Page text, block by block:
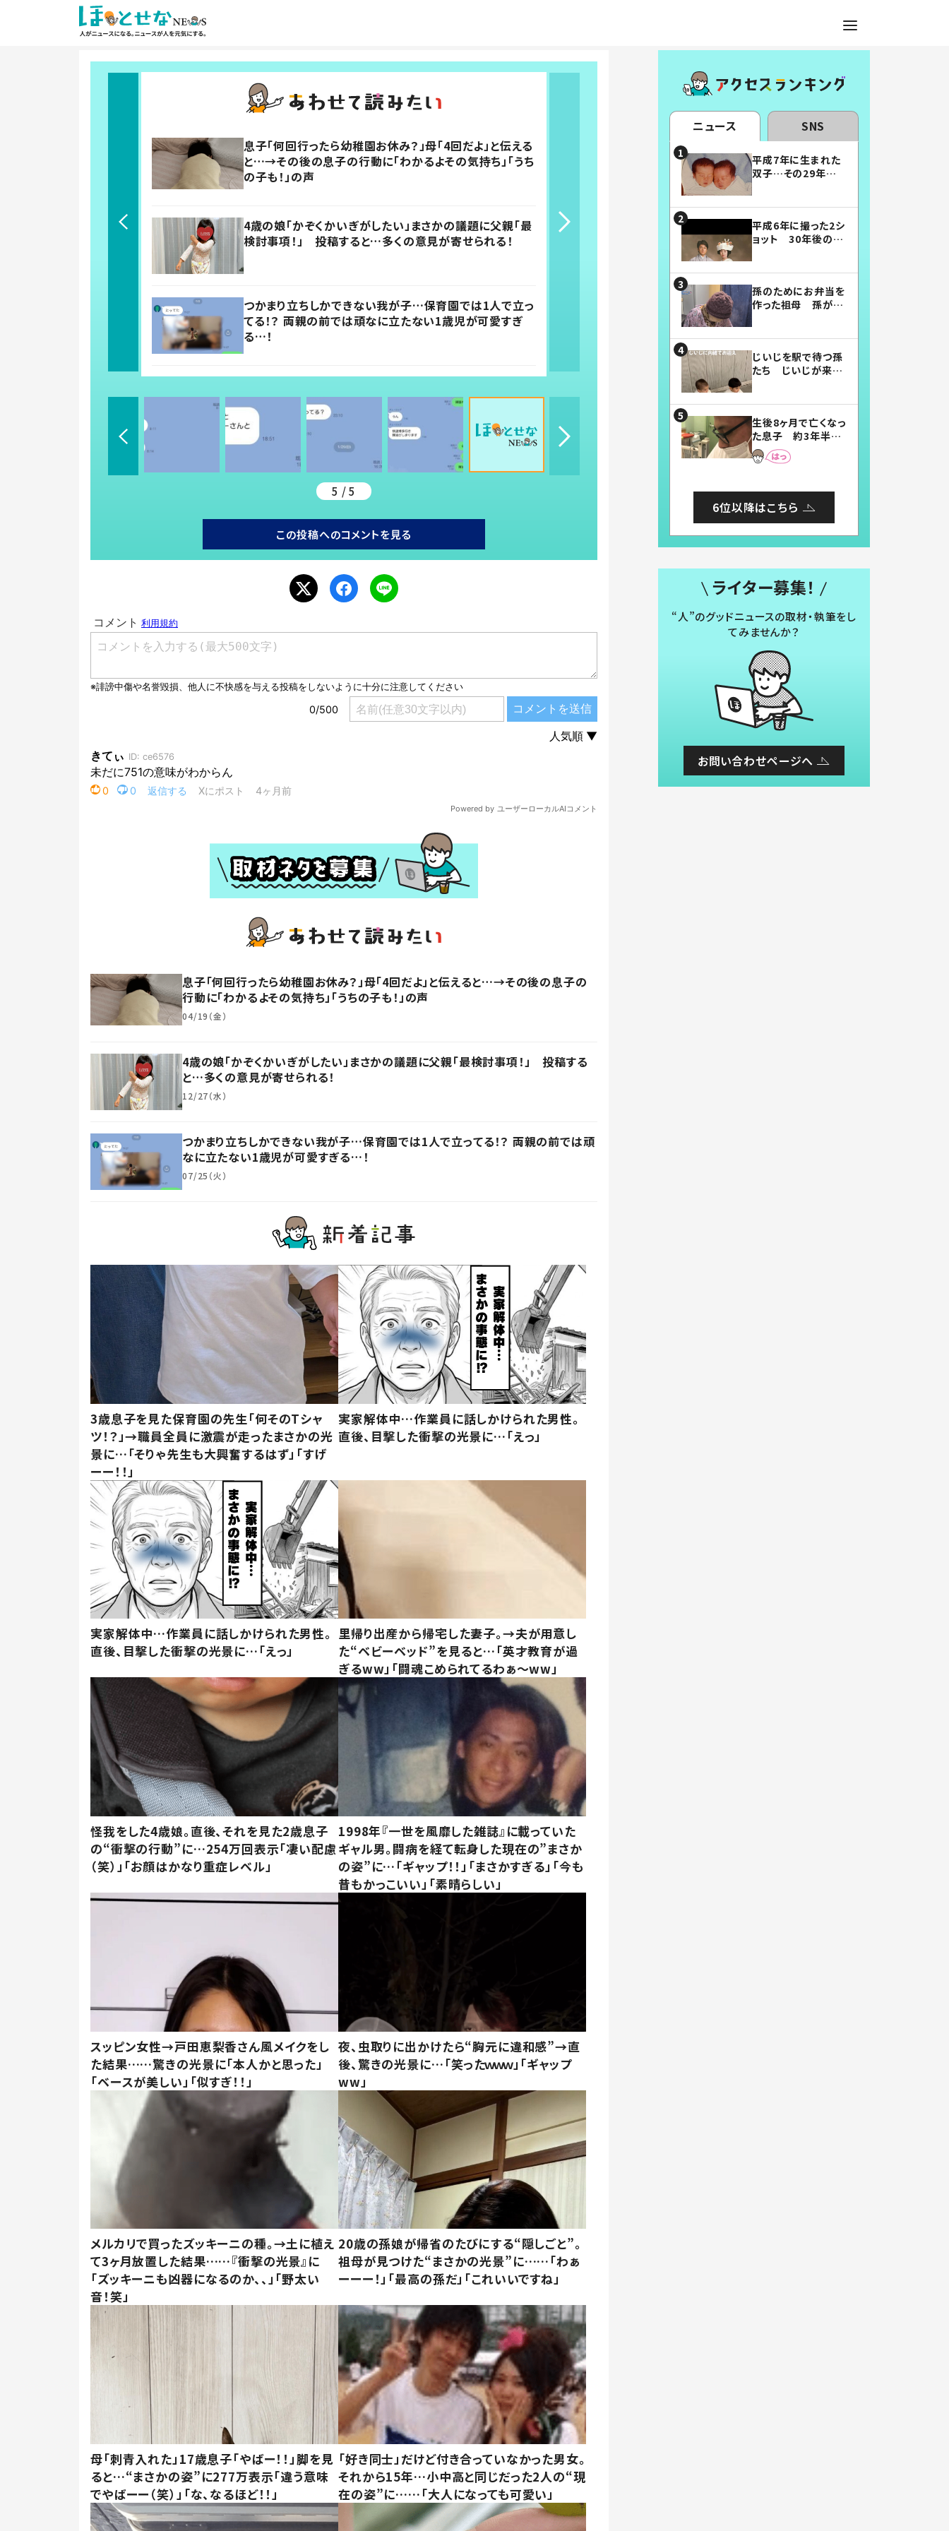
息子「何回行ったら幼稚園お休み？」母「4回だよ」と伝える
と…→その後の息子の行動に「わかるよその気持ち」「うち
の子も！」の声
4歳の娘「かぞくかいぎがしたい」まさかの議題に父親「最
検討事項！」 投稿すると…多くの意見が寄せられる！
つかまり立ちしかできない我が子…保育園では1人で立っ
てる！？ 両親の前では頑なに立たない1歳児が可愛すぎ
る…！
5 / 5
この投稿へのコメントを見る
息子「何回行ったら幼稚園お休み？」母「4回だよ」と伝えると…→その後の息子の
行動に「わかるよその気持ち」「うちの子も！」の声
04/19（金）
4歳の娘「かぞくかいぎがしたい」まさかの議題に父親「最検討事項！」 投稿する
と…多くの意見が寄せられる！
12/27（水）
つかまり立ちしかできない我が子…保育園では1人で立ってる！？ 両親の前では頑
なに立たない1歳児が可愛すぎる…！
07/25（火）
3歳息子を見た保育園の先生「何そのTシャ
ツ！？」→職員全員に激震が走ったまさかの光
景に…「そりゃ先生も大興奮するはず」「すげ
ーー！！」
実家解体中…作業員に話しかけられた男性。
直後、目撃した衝撃の光景に…「えっ」
実家解体中…作業員に話しかけられた男性。
直後、目撃した衝撃の光景に…「えっ」
里帰り出産から帰宅した妻子。→夫が用意し
た“ベビーベッド”を見ると…「英才教育が過
ぎるww」「闘魂こめられてるわぁ～ww」
怪我をした4歳娘。直後、それを見た2歳息子
の“衝撃の行動”に…254万回表示「凄い配慮
（笑）」「お顔はかなり重症レベル」
1998年『一世を風靡した雑誌』に載っていた
ギャル男。闘病を経て転身した現在の”まさか
の姿”に…「ギャップ！！」「まさかすぎる」「今も
昔もかっこいい」「素晴らしい」
スッピン女性→戸田恵梨香さん風メイクをし
た結果……驚きの光景に「本人かと思った」
「ベースが美しい」「似すぎ！！」
夜、虫取りに出かけたら“胸元に違和感”→直
後、驚きの光景に…「笑ったｗｗｗ」「ギャップ
ww」
メルカリで買ったズッキーニの種。→土に植え
て3ヶ月放置した結果……『衝撃の光景』に
「ズッキーニも凶器になるのか、、」「野太い
音！笑」
20歳の孫娘が帰省のたびにする“隠しごと”。
祖母が見つけた“まさかの光景”に……「わぁ
ーーー！」「最高の孫だ」「これいいですね」
母「刺青入れた」17歳息子「やばー！！」脚を見
ると…“まさかの姿”に277万表示「違う意味
でやばーー（笑）」「な、なるほど！！」
「好き同士」だけど付き合っていなかった男女。
それから15年…小中高と同じだった2人の“現
在の姿”に……「大人になっても可愛い」
ニュース SNS
平成7年に生まれた
双子…その29年後
平成6年に撮った2シ
ョット 30年後の姿
孫のためにお弁当を
作った祖母 孫が絶
じいじを駅で待つ孫
たち じいじが来た
まらない」「幸せにな
れる」
生後8ヶ月で亡くなっ
た息子 約3年半
後、当時の妻の日記
に書いてあった本音
6位以降はこちら
ライター募集！
“人”のグッドニュースの取材・執筆をし
てみませんか？
お問い合わせページへ